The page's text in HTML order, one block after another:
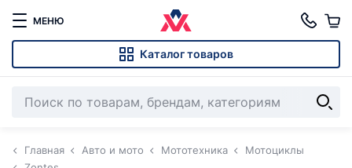
МЕНЮ
Каталог товаров
Главная Авто и мото Мототехника
Мотоциклы